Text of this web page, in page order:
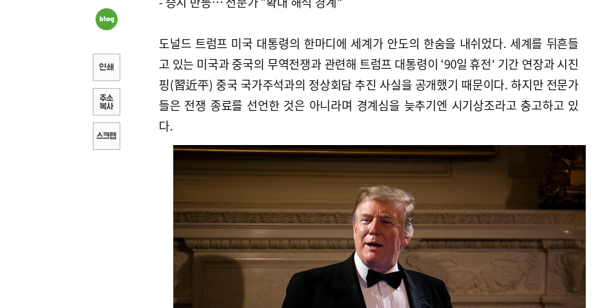
도널드 트럼프 미국 대통령의 한마디에 세계가 안도의 한숨을 내쉬었다. 세계를 뒤흔들
고 있는 미국과 중국의 무역전쟁과 관련해 트럼프 대통령이 ‘90일 휴전’ 기간 연장과 시진
핑(習近平) 중국 국가주석과의 정상회담 추진 사실을 공개했기 때문이다. 하지만 전문가
들은 전쟁 종료를 선언한 것은 아니라며 경계심을 늦추기엔 시기상조라고 충고하고 있
다.